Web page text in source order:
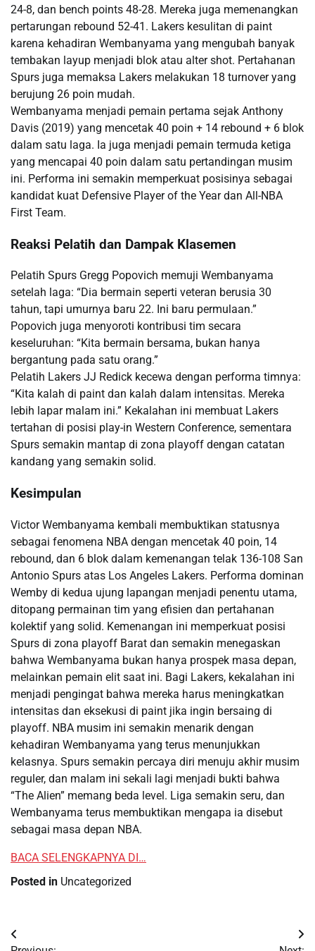
24-8, dan bench points 48-28. Mereka juga memenangkan
pertarungan rebound 52-41. Lakers kesulitan di paint
karena kehadiran Wembanyama yang mengubah banyak
tembakan layup menjadi blok atau alter shot. Pertahanan
Spurs juga memaksa Lakers melakukan 18 turnover yang
berujung 26 poin mudah.
Wembanyama menjadi pemain pertama sejak Anthony
Davis (2019) yang mencetak 40 poin + 14 rebound + 6 blok
dalam satu laga. Ia juga menjadi pemain termuda ketiga
yang mencapai 40 poin dalam satu pertandingan musim
ini. Performa ini semakin memperkuat posisinya sebagai
kandidat kuat Defensive Player of the Year dan All-NBA
First Team.
Reaksi Pelatih dan Dampak Klasemen
Pelatih Spurs Gregg Popovich memuji Wembanyama
setelah laga: “Dia bermain seperti veteran berusia 30
tahun, tapi umurnya baru 22. Ini baru permulaan.”
Popovich juga menyoroti kontribusi tim secara
keseluruhan: “Kita bermain bersama, bukan hanya
bergantung pada satu orang.”
Pelatih Lakers JJ Redick kecewa dengan performa timnya:
“Kita kalah di paint dan kalah dalam intensitas. Mereka
lebih lapar malam ini.” Kekalahan ini membuat Lakers
tertahan di posisi play-in Western Conference, sementara
Spurs semakin mantap di zona playoff dengan catatan
kandang yang semakin solid.
Kesimpulan
Victor Wembanyama kembali membuktikan statusnya
sebagai fenomena NBA dengan mencetak 40 poin, 14
rebound, dan 6 blok dalam kemenangan telak 136-108 San
Antonio Spurs atas Los Angeles Lakers. Performa dominan
Wemby di kedua ujung lapangan menjadi penentu utama,
ditopang permainan tim yang efisien dan pertahanan
kolektif yang solid. Kemenangan ini memperkuat posisi
Spurs di zona playoff Barat dan semakin menegaskan
bahwa Wembanyama bukan hanya prospek masa depan,
melainkan pemain elit saat ini. Bagi Lakers, kekalahan ini
menjadi pengingat bahwa mereka harus meningkatkan
intensitas dan eksekusi di paint jika ingin bersaing di
playoff. NBA musim ini semakin menarik dengan
kehadiran Wembanyama yang terus menunjukkan
kelasnya. Spurs semakin percaya diri menuju akhir musim
reguler, dan malam ini sekali lagi menjadi bukti bahwa
“The Alien” memang beda level. Liga semakin seru, dan
Wembanyama terus membuktikan mengapa ia disebut
sebagai masa depan NBA.
BACA SELENGKAPNYA DI…
Posted in Uncategorized
Post